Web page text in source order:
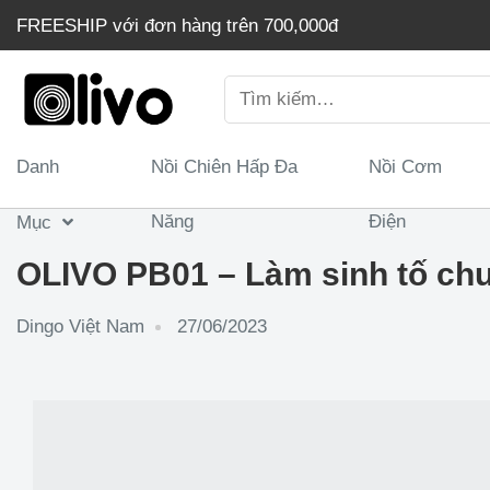
dung
FREESHIP với đơn hàng trên 700,000đ
kiếm:
Danh
Mục
Nồi Chiên Hấp Đa
Năng
Nồi Cơm
Điện
OLIVO PB01 – Làm sinh tố
Dingo Việt Nam 27/06/2023